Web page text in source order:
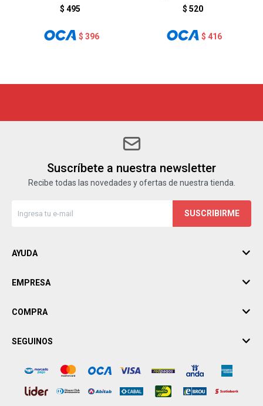
BLANCO
$ 495
$ 396
$ 520
$ 416
Suscríbete a nuestra newsletter
Recibe todas las novedades y ofertas de nuestra tienda.
SUSCRIBIRME
AYUDA
EMPRESA
COMPRA
SEGUINOS